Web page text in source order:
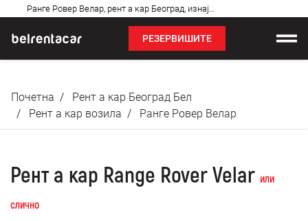
Ранге Ровер Велар, рент а кар Београд, изнајмљивање аута: Бел✓
питања
РЕЗЕРВИШИТЕ
Цене
О нама
Најчешћа питања
Почетна
Рент а кар Београд Бел
Рент а кар возила
Ранге Ровер Велар
Рент а кар Range Rover Velar или
слично